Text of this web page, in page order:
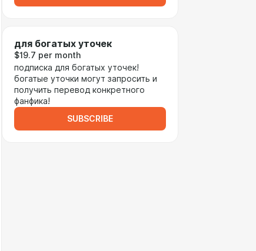
для богатых уточек
$19.7 per month
подписка для богатых уточек!
богатые уточки могут запросить и
получить перевод конкретного
фанфика!
SUBSCRIBE